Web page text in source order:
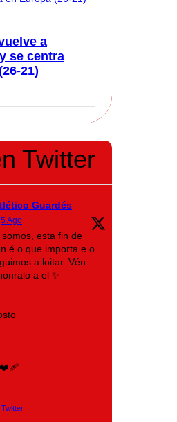
a
se centra
21)
Twitter
Guardés
5 Ago
esta fin de
é o que importa e o
a loitar. Vén
a el ✨
❤️‍🩹
Twitter